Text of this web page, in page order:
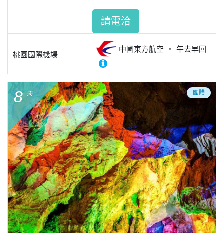
桃園國際機場
中國東方航空 午去早回
請電洽
8 天 團體